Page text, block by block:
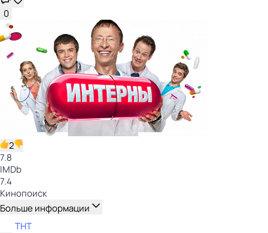
0
2
7.8
IMDb
7.4
Кинопоиск
Больше информации
ТНТ